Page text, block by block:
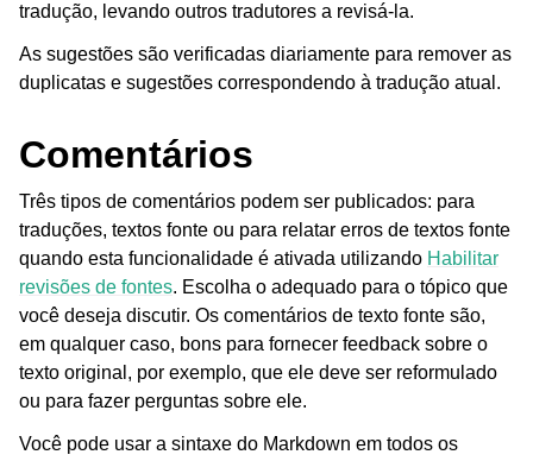
tradução, levando outros tradutores a revisá-la.
As sugestões são verificadas diariamente para remover as
duplicatas e sugestões correspondendo à tradução atual.
Comentários
Três tipos de comentários podem ser publicados: para
traduções, textos fonte ou para relatar erros de textos fonte
quando esta funcionalidade é ativada utilizando Habilitar
revisões de fontes. Escolha o adequado para o tópico que
você deseja discutir. Os comentários de texto fonte são,
em qualquer caso, bons para fornecer feedback sobre o
texto original, por exemplo, que ele deve ser reformulado
ou para fazer perguntas sobre ele.
Você pode usar a sintaxe do Markdown em todos os